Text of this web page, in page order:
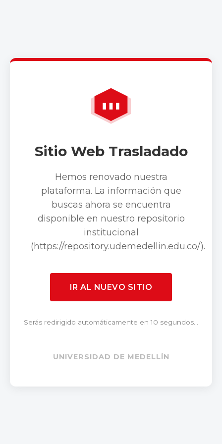
Sitio Web Trasladado
Hemos renovado nuestra
plataforma. La información que
buscas ahora se encuentra
disponible en nuestro repositorio
institucional
(https://repository.udemedellin.edu.co/).
IR AL NUEVO SITIO
Serás redirigido automáticamente en 10 segundos...
UNIVERSIDAD DE MEDELLÍN